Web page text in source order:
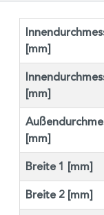
[mm]
[mm]
[mm]
Breite 1 [mm]
Breite 2 [mm]